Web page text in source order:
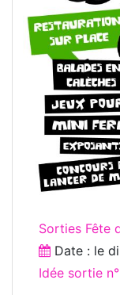
Sorties Fête
Date : le
Idée sortie